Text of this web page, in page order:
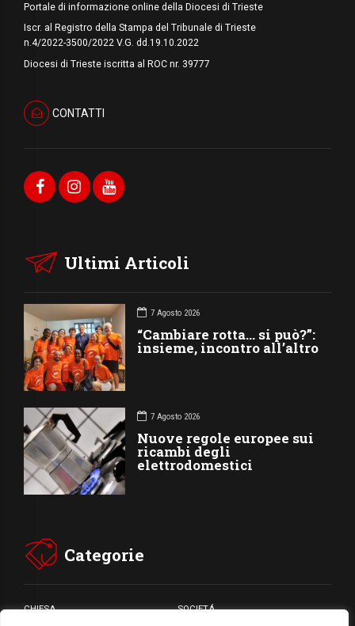
Portale di informazione online della Diocesi di Trieste
Iscr. al Registro della Stampa del Tribunale di Trieste
n.4/2022-3500/2022 V.G. dd.19.10.2022
Diocesi di Trieste iscritta al ROC nr. 39777
CONTATTI
Ultimi Articoli
7 Agosto 2026
“Cambiare rotta… si può?”:
insieme, incontro all’altro
7 Agosto 2026
Nuove regole europee sui
ricambi degli
elettrodomestici
Categorie
CHIESA SOCIETÁ